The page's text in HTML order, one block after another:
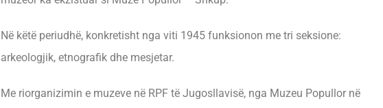
Në këtë periudhë, konkretisht nga viti 1945 funksionon me tri seksione:
arkeologjik, etnografik dhe mesjetar.
Me riorganizimin e muzeve në RPF të Jugosllavisë, nga Muzeu Popullor në